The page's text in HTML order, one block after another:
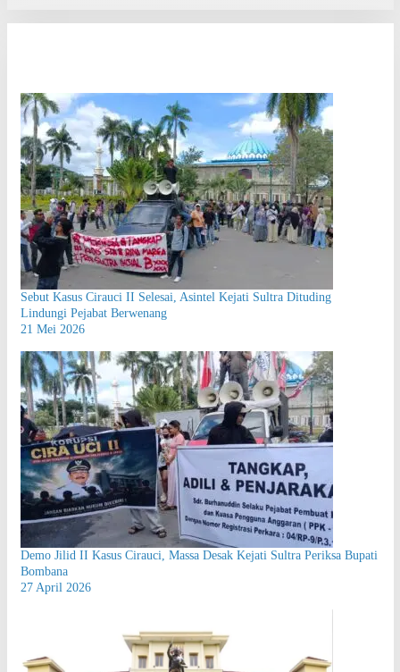
Sebut Kasus Cirauci II Selesai, Asintel Kejati Sultra Dituding
Lindungi Pejabat Berwenang
21 Mei 2026
Demo Jilid II Kasus Cirauci, Massa Desak Kejati Sultra Periksa Bupati
Bombana
27 April 2026